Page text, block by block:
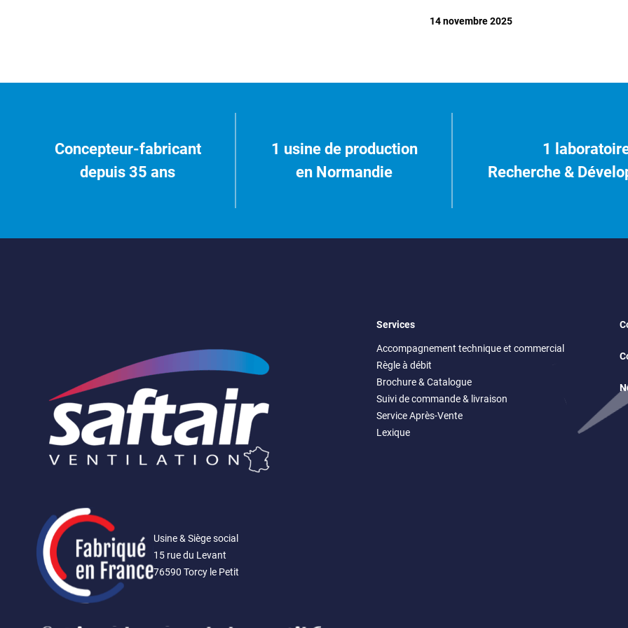
14 novembre 2025
Concepteur-fabricant
depuis 35 ans
1 usine de production
en Normandie
1
Recherche &
Usine & Siège social
15 rue du Levant
76590 Torcy le Petit
Services
Accompagnement technique et commercial
Règle à débit
Brochure & Catalogue
Suivi de commande & livraison
Service Après-Vente
Lexique